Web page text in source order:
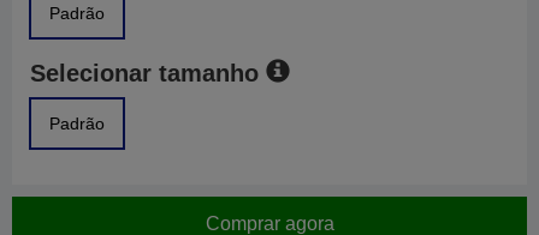
Padrão
Selecionar tamanho
Padrão
Comprar agora